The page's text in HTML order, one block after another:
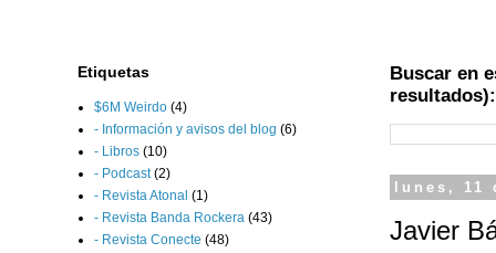
Buscar en
resultados):
lunes, 11
Javier
Etiquetas
$6M Weirdo (4)
- Información y avisos del blog (6)
- Libros (10)
- Podcast (2)
- Revista Atonal (1)
- Revista Banda Rockera (43)
- Revista Conecte (48)